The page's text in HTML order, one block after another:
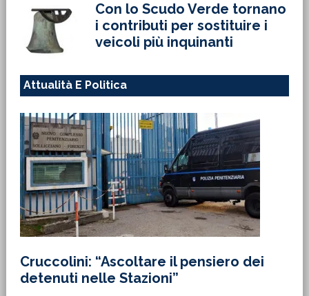
Con lo Scudo Verde tornano
i contributi per sostituire i
veicoli più inquinanti
Attualità E Politica
Cruccolini: “Ascoltare il pensiero dei
detenuti nelle Stazioni”